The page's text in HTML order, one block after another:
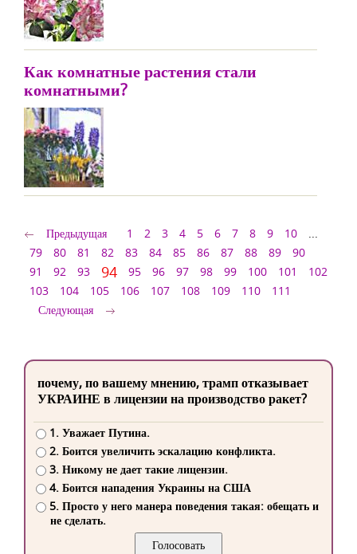
Как комнатные растения стали
комнатными?
Предыдущая 1 2 3 4 5 6 7 8 9 10
...
79
80 81 82 83 84 85 86 87 88 89
90
91
92 93 94 95 96 97 98 99 100 101
102
103
104 105 106 107 108 109 110
111
Следующая
почему, по вашему мнению, трамп отказывает
УКРАИНЕ в лицензии на производство ракет?
1. Уважает Путина.
2. Боится увеличить эскалацию конфликта.
3. Никому не дает такие лицензии.
4. Боится нападения Украины на США
5. Просто у него манера поведения такая: обещать и
не сделать.